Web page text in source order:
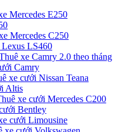
Mercedes E250
Mercedes C250
LS460
xe Camry 2.0 theo tháng
Camry
xe cưới Nissan Teana
Altis
xe cưới Mercedes C200
Bentley
cưới Limousine